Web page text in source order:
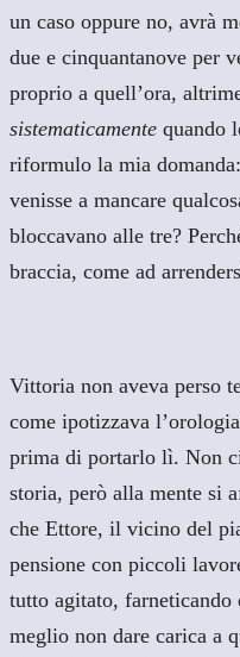
un caso oppure no, avrà
due e cinquantanove per
proprio a quell’ora,
sistematicamente quando
riformulo la mia
venisse a mancare
bloccavano alle tre?
braccia, come ad
Vittoria non aveva perso
come ipotizzava
prima di portarlo lì. Non
storia, però alla mente si
che Ettore, il vicino del
pensione con piccoli
tutto agitato, farneticando
meglio non dare carica a